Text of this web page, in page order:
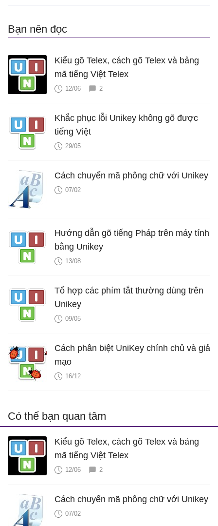
Bạn nên đọc
Kiểu gõ Telex, cách gõ Telex và bảng
mã tiếng Việt Telex
12/06 2
Khắc phục lỗi Unikey không gõ được
tiếng Việt
29/05
Cách chuyển mã phông chữ với Unikey
07/02
Hướng dẫn gõ tiếng Pháp trên máy tính
bằng Unikey
13/08
Tổ hợp các phím tắt thường dùng trên
Unikey
09/05
Cách phân biệt UniKey chính chủ và giả
mạo
16/12
Có thể bạn quan tâm
Kiểu gõ Telex, cách gõ Telex và bảng
mã tiếng Việt Telex
12/06 2
Cách chuyển mã phông chữ với Unikey
07/02